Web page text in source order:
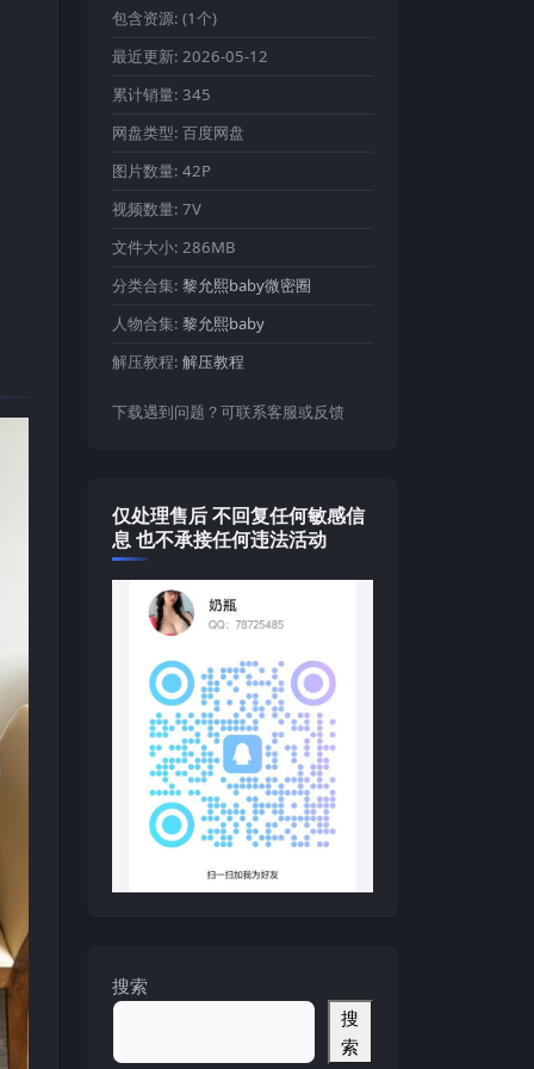
包含资源: (1个)
最近更新: 2026-05-12
累计销量: 345
网盘类型: 百度网盘
图片数量: 42P
视频数量: 7V
文件大小: 286MB
分类合集: 黎允熙baby微密圈
人物合集: 黎允熙baby
解压教程: 解压教程
下载遇到问题？可联系客服或反馈
仅处理售后 不回复任何敏感信
息 也不承接任何违法活动
搜索
搜
索